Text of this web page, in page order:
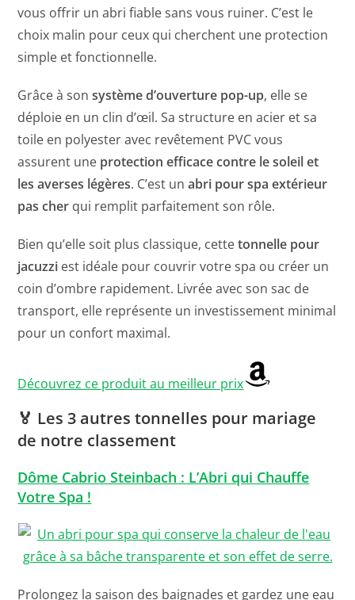
vous offrir un abri fiable sans vous ruiner. C’est le
choix malin pour ceux qui cherchent une protection
simple et fonctionnelle.
Grâce à sonsystème d’ouverture pop-up, elle se
déploie en un clin d’œil. Sa structure en acier et sa
toile en polyester avec revêtement PVC vous
assurent une protection efficace contre le soleil et
les averses légères. C’est unabri pour spa extérieur
pas cher qui remplit parfaitement son rôle.
Bien qu’elle soit plus classique, cettetonnelle pour
jacuzzi est idéale pour couvrir votre spa ou créer un
coin d’ombre rapidement. Livrée avec son sac de
transport, elle représente un investissement minimal
pour un confort maximal.
Découvrez ce produit au meilleur prix
🏅 Les 3 autres tonnelles pour mariage
de notre classement
Dôme Cabrio Steinbach : L’Abri qui Chauffe
Votre Spa !
Prolongez la saison des baignades et gardez une eau